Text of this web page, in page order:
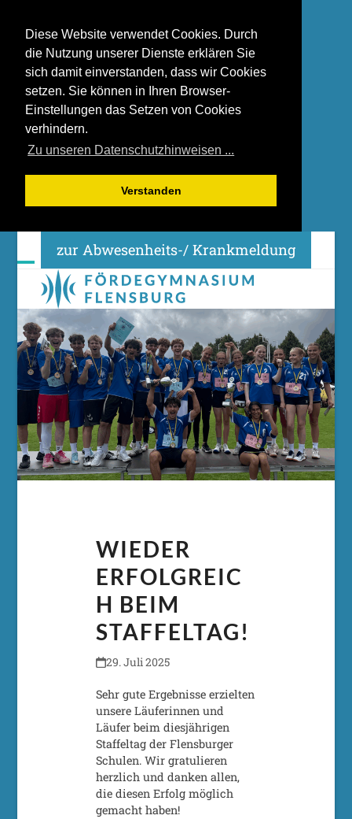
Diese Website verwendet Cookies. Durch
die Nutzung unserer Dienste erklären Sie
sich damit einverstanden, dass wir Cookies
setzen. Sie können in Ihren Browser-
Einstellungen das Setzen von Cookies
verhindern.
Zu unseren Datenschutzhinweisen ...
Verstanden
zur Abwesenheits-/ Krankmeldung
Open
mobile
menu
Close
mobile
menu
WIEDER
ERFOLGREIC
H BEIM
STAFFELTAG!
29. Juli 2025
Sehr gute Ergebnisse erzielten
unsere Läuferinnen und
Läufer beim diesjährigen
Staffeltag der Flensburger
Schulen. Wir gratulieren
herzlich und danken allen,
die diesen Erfolg möglich
gemacht haben!